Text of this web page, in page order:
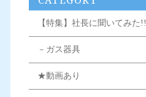
【特集】社長に聞いてみた!!
－ガス器具
★動画あり